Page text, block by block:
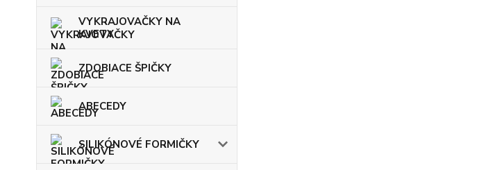
VYKRAJOVAČKY NA
KVETY
ZDOBIACE ŠPIČKY
ABECEDY
SILIKÓNOVÉ FORMIČKY